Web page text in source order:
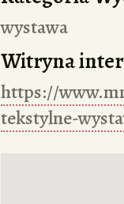
wystawa
Witryna
https://
tekstylne-